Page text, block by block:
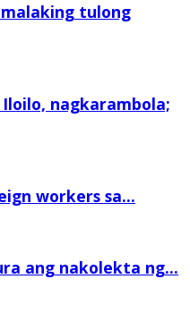
tulong
nagkarambola;
workers sa...
ang nakolekta ng...